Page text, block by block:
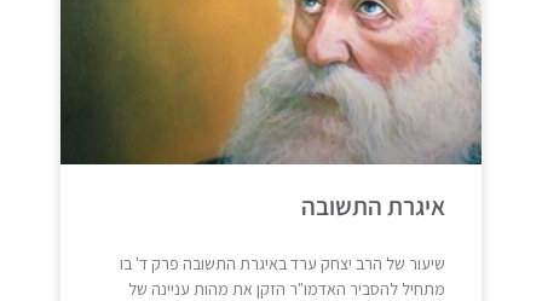
איגרת התשובה
שיעור של הרב יצחק ערד באיגרת התשובה פרק ד' בו
מתחיל להסביר האדמו"ר הזקן את מהות עניינה של